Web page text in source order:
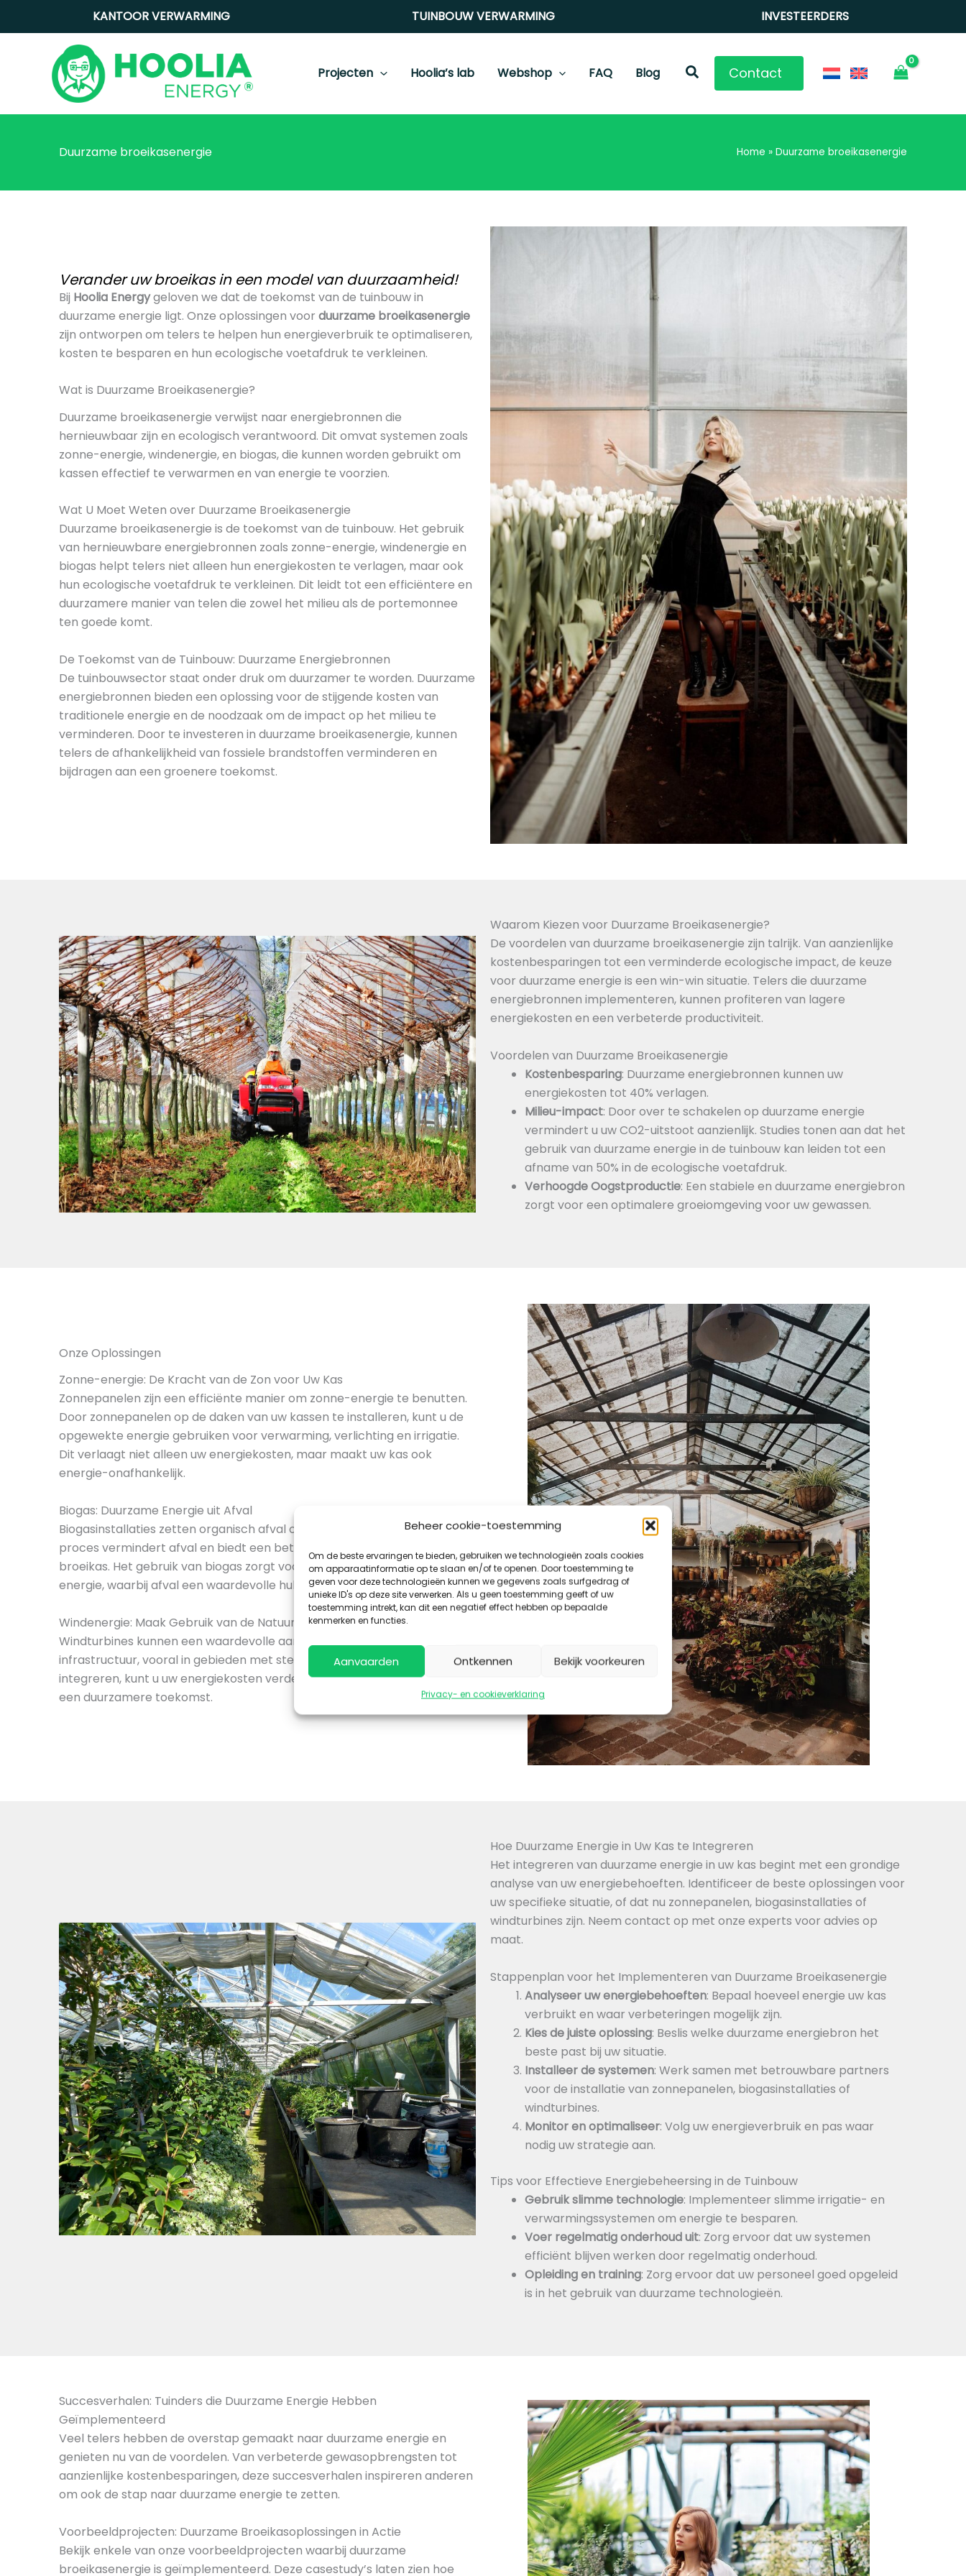
Beheer cookie-toestemming
Om de beste ervaringen te bieden, gebruiken we technologieën zoals cookies
om apparaatinformatie op te slaan en/of te openen. Door toestemming te
geven voor deze technologieën kunnen we gegevens zoals surfgedrag of
unieke ID's op deze site verwerken. Als u geen toestemming geeft of uw
toestemming intrekt, kan dit een negatief effect hebben op bepaalde
kenmerken en functies.
Aanvaarden Ontkennen Bekijk voorkeuren
Privacy- en cookieverklaring
KANTOORVERWARMING TUINBOUWVERWARMING INVESTEERDERS
Projecten Hoolia’s lab Webshop FAQ Blog ZoekenContact
Duurzame broeikasenergie Home » Duurzame broeikasenergie
Verander uw broeikas in een model van duurzaamheid!
Bij Hoolia Energygeloven we dat de toekomst van de tuinbouw in
duurzame energie ligt. Onze oplossingen voor duurzame broeikasenergie
zijn ontworpen om telers te helpen hun energieverbruik te optimaliseren,
kosten te besparen en hun ecologische voetafdruk te verkleinen.
Wat is Duurzame Broeikasenergie?
Duurzame broeikasenergie verwijst naar energiebronnen die
hernieuwbaar zijn en ecologisch verantwoord. Dit omvat systemen zoals
zonne-energie, windenergie, en biogas, die kunnen worden gebruikt om
kassen effectief te verwarmen en van energie te voorzien.
Wat U Moet Weten over Duurzame Broeikasenergie
Duurzame broeikasenergie is de toekomst van de tuinbouw. Het gebruik
van hernieuwbare energiebronnen zoals zonne-energie, windenergie en
biogas helpt telers niet alleen hun energiekosten te verlagen, maar ook
hun ecologische voetafdruk te verkleinen. Dit leidt tot een efficiëntere en
duurzamere manier van telen die zowel het milieu als de portemonnee
ten goede komt.
De Toekomst van de Tuinbouw: Duurzame Energiebronnen
De tuinbouwsector staat onder druk om duurzamer te worden. Duurzame
energiebronnen bieden een oplossing voor de stijgende kosten van
traditionele energie en de noodzaak om de impact op het milieu te
verminderen. Door te investeren in duurzame broeikasenergie, kunnen
telers de afhankelijkheid van fossiele brandstoffen verminderen en
bijdragen aan een groenere toekomst.
Waarom Kiezen voor Duurzame Broeikasenergie?
De voordelen van duurzame broeikasenergie zijn talrijk. Van aanzienlijke
kostenbesparingen tot een verminderde ecologische impact, de keuze
voor duurzame energie is een win-win situatie. Telers die duurzame
energiebronnen implementeren, kunnen profiteren van lagere
energiekosten en een verbeterde productiviteit.
Voordelen van Duurzame Broeikasenergie
Kostenbesparing: Duurzame energiebronnen kunnen uw
energiekosten tot 40% verlagen.
Milieu-impact: Door over te schakelen op duurzame energie
vermindert u uw CO2-uitstoot aanzienlijk. Studies tonen aan dat het
gebruik van duurzame energie in de tuinbouw kan leiden tot een
afname van 50% in de ecologische voetafdruk.
Verhoogde Oogstproductie: Een stabiele en duurzame energiebron
zorgt voor een optimalere groeiomgeving voor uw gewassen.
Onze Oplossingen
Zonne-energie: De Kracht van de Zon voor Uw Kas
Zonnepanelen zijn een efficiënte manier om zonne-energie te benutten.
Door zonnepanelen op de daken van uw kassen te installeren, kunt u de
opgewekte energie gebruiken voor verwarming, verlichting en irrigatie.
Dit verlaagt niet alleen uw energiekosten, maar maakt uw kas ook
energie-onafhankelijk.
Biogas: Duurzame Energie uit Afval
Biogasinstallaties zetten organisch afval om in bruikbare energie. Dit
proces vermindert afval en biedt een betrouwbare energiebron voor uw
broeikas. Het gebruik van biogas zorgt voor een circulaire benadering van
energie, waarbij afval een waardevolle hulpbron wordt.
Windenergie: Maak Gebruik van de Natuur
Windturbines kunnen een waardevolle aanvulling zijn op uw energie-
infrastructuur, vooral in gebieden met sterke wind. Door windenergie te
integreren, kunt u uw energiekosten verder verlagen en bijdragen aan
een duurzamere toekomst.
Hoe Duurzame Energie in Uw Kas te Integreren
Het integreren van duurzame energie in uw kas begint met een grondige
analyse van uw energiebehoeften. Identificeer de beste oplossingen voor
uw specifieke situatie, of dat nu zonnepanelen, biogasinstallaties of
windturbines zijn. Neem contact op met onze experts voor advies op
maat.
Stappenplan voor het Implementeren van Duurzame Broeikasenergie
Analyseer uw energiebehoeften: Bepaal hoeveel energie uw kas
verbruikt en waar verbeteringen mogelijk zijn.
Kies de juiste oplossing: Beslis welke duurzame energiebron het
beste past bij uw situatie.
Installeer de systemen: Werk samen met betrouwbare partners
voor de installatie van zonnepanelen, biogasinstallaties of
windturbines.
Monitor en optimaliseer: Volg uw energieverbruik en pas waar
nodig uw strategie aan.
Tips voor Effectieve Energiebeheersing in de Tuinbouw
Gebruik slimme technologie: Implementeer slimme irrigatie- en
verwarmingssystemen om energie te besparen.
Voer regelmatig onderhoud uit: Zorg ervoor dat uw systemen
efficiënt blijven werken door regelmatig onderhoud.
Opleiding en training: Zorg ervoor dat uw personeel goed opgeleid
is in het gebruik van duurzame technologieën.
Succesverhalen: Tuinders die Duurzame Energie Hebben
Geïmplementeerd
Veel telers hebben de overstap gemaakt naar duurzame energie en
genieten nu van de voordelen. Van verbeterde gewasopbrengsten tot
aanzienlijke kostenbesparingen, deze succesverhalen inspireren anderen
om ook de stap naar duurzame energie te zetten.
Voorbeeldprojecten: Duurzame Broeikasoplossingen in Actie
Bekijk enkele van onze voorbeeldprojecten waarbij duurzame
broeikasenergie is geïmplementeerd. Deze casestudy’s laten zien hoe